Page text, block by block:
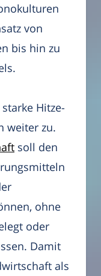
von
bis hin zu
Hitze-
weiter zu.
soll den
ohne
oder
Damit
als